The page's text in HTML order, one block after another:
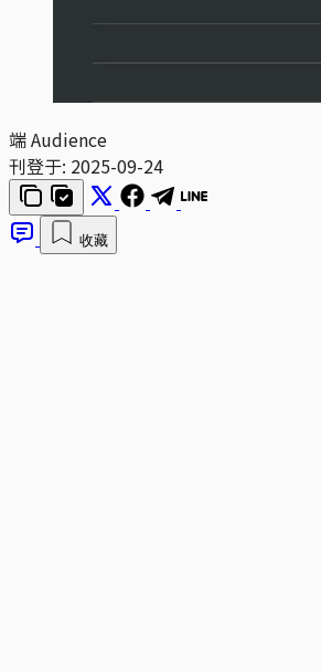
端 Audience
刊登于: 2025-09-24
收藏